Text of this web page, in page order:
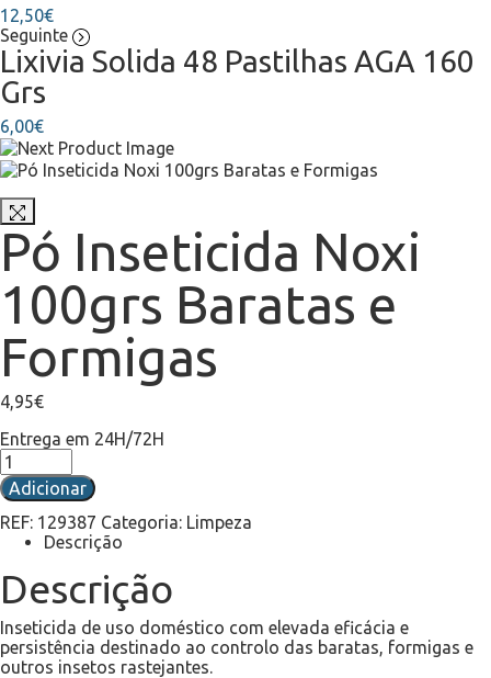
12,50€
Seguinte
Lixivia Solida 48 Pastilhas AGA 160
Grs
6,00€
Pó Inseticida Noxi
100grs Baratas e
Formigas
4,95€
Entrega em 24H/72H
Adicionar
REF: 129387 Categoria: Limpeza
Descrição
Descrição
Inseticida de uso doméstico com elevada eficácia e
persistência destinado ao controlo das baratas, formigas e
outros insetos rastejantes.